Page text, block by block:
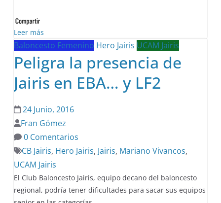
Leer más
Baloncesto Femenino Hero Jairis UCAM Jairis
Peligra la presencia de
Jairis en EBA… y LF2
24 Junio, 2016
Fran Gómez
0 Comentarios
CB Jairis, Hero Jairis, Jairis, Mariano Vivancos,
UCAM Jairis
El Club Baloncesto Jairis, equipo decano del baloncesto
regional, podría tener dificultades para sacar sus equipos